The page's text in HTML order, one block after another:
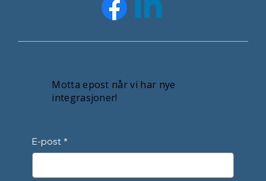
Motta epost når vi har nye
integrasjoner!
E-post *